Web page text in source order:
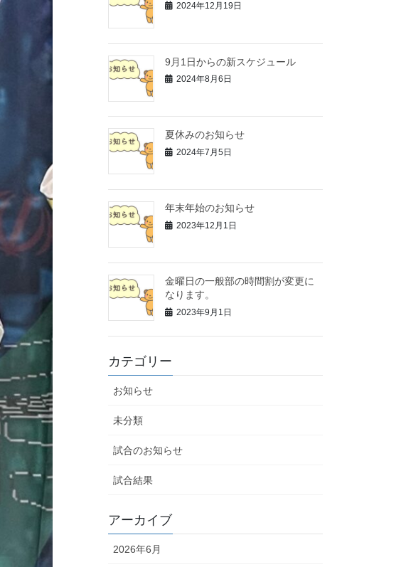
2024年12月19日
9月1日からの新スケジュール
2024年8月6日
夏休みのお知らせ
2024年7月5日
年末年始のお知らせ
2023年12月1日
金曜日の一般部の時間割が変更に
なります。
2023年9月1日
カテゴリー
お知らせ
未分類
試合のお知らせ
試合結果
アーカイブ
2026年6月